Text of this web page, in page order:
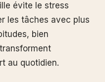
évite le stress
les tâches avec plus
bien
au quotidien.